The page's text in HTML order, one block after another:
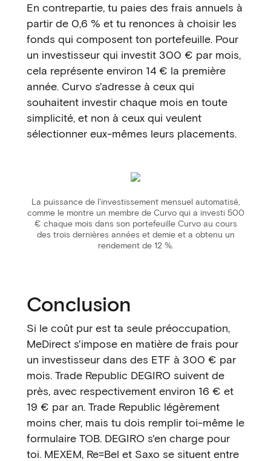
En contrepartie, tu paies des frais annuels à
partir de 0,6 % et tu renonces à choisir les
fonds qui composent ton portefeuille. Pour
un investisseur qui investit 300 € par mois,
cela représente environ 14 € la première
année. Curvo s'adresse à ceux qui
souhaitent investir chaque mois en toute
simplicité, et non à ceux qui veulent
sélectionner eux-mêmes leurs placements.
La puissance de l'investissement mensuel automatisé,
comme le montre un membre de Curvo qui a investi 500
€ chaque mois dans son portefeuille Curvo au cours
des trois dernières années et demie et a obtenu un
rendement de 12 %.
Conclusion
Si le coût pur est ta seule préoccupation,
MeDirect s'impose en matière de frais pour
un investisseur dans des ETF à 300 € par
mois. Trade Republic DEGIRO suivent de
près, avec respectivement environ 16 € et
19 € par an. Trade Republic légèrement
moins cher, mais tu dois remplir toi-même le
formulaire TOB. DEGIRO s'en charge pour
toi. MEXEM, Re=Bel et Saxo se situent entre